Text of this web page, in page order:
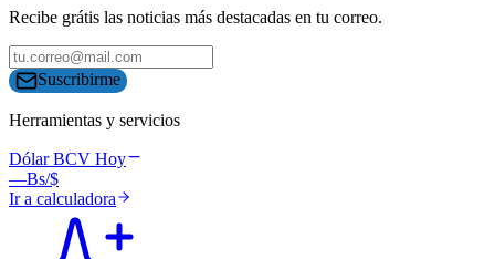
Recibe grátis las noticias más destacadas en tu correo.
Suscribirme
Herramientas y servicios
Dólar BCV Hoy
—Bs/$
Ir a calculadora